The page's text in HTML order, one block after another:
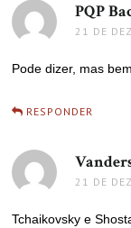
PQP
21 DE
Pode dizer, mas
RESPONDER
21 DE
Tchaikovsky e